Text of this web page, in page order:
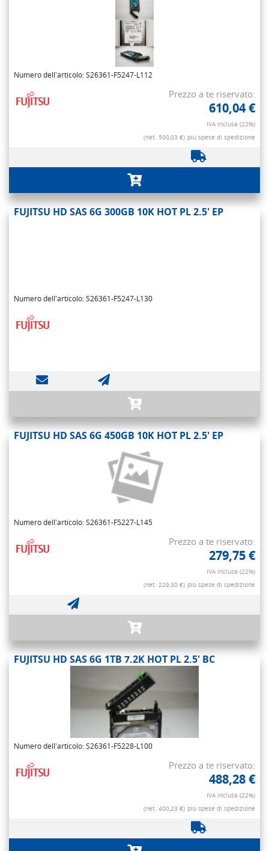
Numero dell'articolo: S26361-F5247-L112
Prezzo a te riservato:
610,04 €
IVA inclusa (22%)
(net. 500,03 €) più spese di spedizione
FUJITSU HD SAS 6G 300GB 10K HOT PL 2.5' EP
Numero dell'articolo: S26361-F5247-L130
FUJITSU HD SAS 6G 450GB 10K HOT PL 2.5' EP
Numero dell'articolo: S26361-F5227-L145
Prezzo a te riservato:
279,75 €
IVA inclusa (22%)
(net. 229,30 €) più spese di spedizione
FUJITSU HD SAS 6G 1TB 7.2K HOT PL 2.5' BC
Numero dell'articolo: S26361-F5228-L100
Prezzo a te riservato:
488,28 €
IVA inclusa (22%)
(net. 400,23 €) più spese di spedizione